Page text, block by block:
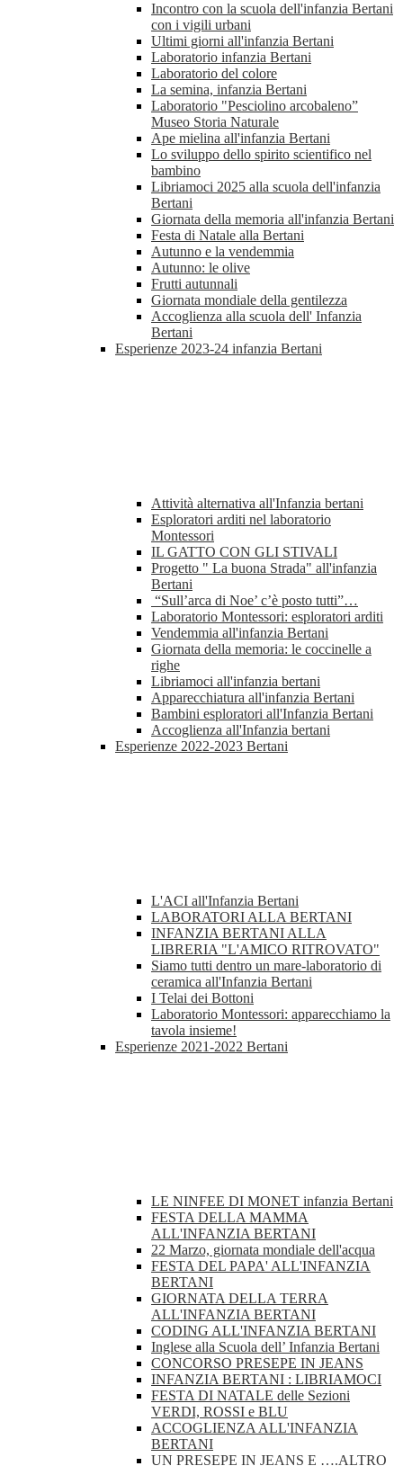
Incontro con la scuola dell'infanzia Bertani
con i vigili urbani
Ultimi giorni all'infanzia Bertani
Laboratorio infanzia Bertani
Laboratorio del colore
La semina, infanzia Bertani
Laboratorio "Pesciolino arcobaleno”
Museo Storia Naturale
Ape mielina all'infanzia Bertani
Lo sviluppo dello spirito scientifico nel
bambino
Libriamoci 2025 alla scuola dell'infanzia
Bertani
Giornata della memoria all'infanzia Bertani
Festa di Natale alla Bertani
Autunno e la vendemmia
Autunno: le olive
Frutti autunnali
Giornata mondiale della gentilezza
Accoglienza alla scuola dell' Infanzia
Bertani
Esperienze 2023-24 infanzia Bertani
Attività alternativa all'Infanzia bertani
Esploratori arditi nel laboratorio
Montessori
IL GATTO CON GLI STIVALI
Progetto " La buona Strada" all'infanzia
Bertani
“Sull’arca di Noe’ c’è posto tutti”…
Laboratorio Montessori: esploratori arditi
Vendemmia all'infanzia Bertani
Giornata della memoria: le coccinelle a
righe
Libriamoci all'infanzia bertani
Apparecchiatura all'infanzia Bertani
Bambini esploratori all'Infanzia Bertani
Accoglienza all'Infanzia bertani
Esperienze 2022-2023 Bertani
L'ACI all'Infanzia Bertani
LABORATORI ALLA BERTANI
INFANZIA BERTANI ALLA
LIBRERIA "L'AMICO RITROVATO"
Siamo tutti dentro un mare-laboratorio di
ceramica all'Infanzia Bertani
I Telai dei Bottoni
Laboratorio Montessori: apparecchiamo la
tavola insieme!
Esperienze 2021-2022 Bertani
LE NINFEE DI MONET infanzia Bertani
FESTA DELLA MAMMA
ALL'INFANZIA BERTANI
22 Marzo, giornata mondiale dell'acqua
FESTA DEL PAPA' ALL'INFANZIA
BERTANI
GIORNATA DELLA TERRA
ALL'INFANZIA BERTANI
CODING ALL'INFANZIA BERTANI
Inglese alla Scuola dell’ Infanzia Bertani
CONCORSO PRESEPE IN JEANS
INFANZIA BERTANI : LIBRIAMOCI
FESTA DI NATALE delle Sezioni
VERDI, ROSSI e BLU
ACCOGLIENZA ALL'INFANZIA
BERTANI
UN PRESEPE IN JEANS E ….ALTRO